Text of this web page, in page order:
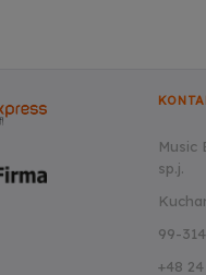
Music
sp.j.
99-
+48